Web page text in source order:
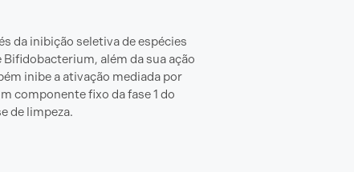
da inibição seletiva de espécies
além da sua ação
inibe a ativação mediada por
componente fixo da fase 1 do
de limpeza.